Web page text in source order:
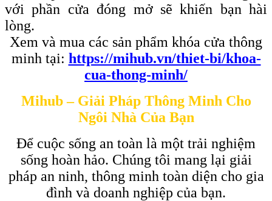
với phần cửa đóng mở sẽ khiến bạn hài
lòng.
Xem và mua các sản phẩm khóa cửa thông
minh tại: https://mihub.vn/thiet-bi/khoa-
cua-thong-minh/
Mihub – Giải Pháp Thông Minh Cho
Ngôi Nhà Của Bạn
Để cuộc sống an toàn là một trải nghiệm
sống hoàn hảo. Chúng tôi mang lại giải
pháp an ninh, thông minh toàn diện cho gia
đình và doanh nghiệp của bạn.